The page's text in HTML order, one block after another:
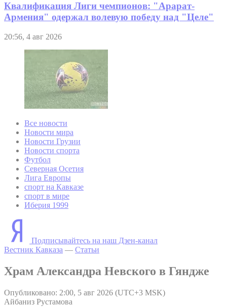
Квалификация Лиги чемпионов: "Арарат-
Армения" одержал волевую победу над "Целе"
20:56, 4 авг 2026
Все новости
Новости мира
Новости Грузии
Новости спорта
Футбол
Северная Осетия
Лига Европы
спорт на Кавказе
спорт в мире
Иберия 1999
Подписывайтесь на наш Дзен-канал
Вестник Кавказа — Статьи
Храм Александра Невского в Гяндже
Опубликовано: 2:00, 5 авг 2026 (UTC+3 MSK)
Айбаниз Рустамова